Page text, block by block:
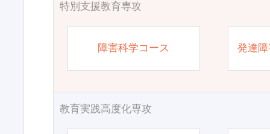
特別支援教育専攻
障害科学コース 発達
教育実践高度化専攻